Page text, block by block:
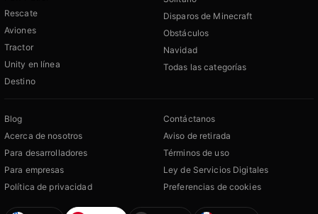
Rescate
Aviones
Tractor
Unity en línea
Destino
Disparos de Minecraft
Obstáculos
Navidad
Todas las categorías
Blog
Acerca de nosotros
Para desarrolladores
Para empresas
Política de privacidad
Contáctanos
Aviso de retirada
Términos de uso
Ley de Servicios Digitales
Preferencias de cookies